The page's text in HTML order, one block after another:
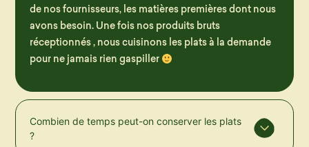
de nos fournisseurs, les matières premières dont nous
avons besoin. Une fois nos produits bruts
réceptionnés , nous cuisinons les plats à la demande
pour ne jamais rien gaspiller
Combien de temps peut-on conserver les plats
?